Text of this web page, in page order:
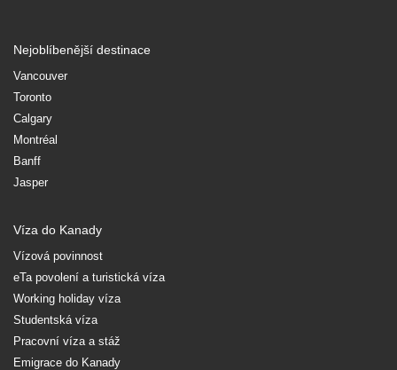
Nejoblíbenější destinace
Vancouver
Toronto
Calgary
Montréal
Banff
Jasper
Víza do Kanady
Vízová povinnost
eTa povolení a turistická víza
Working holiday víza
Studentská víza
Pracovní víza a stáž
Emigrace do Kanady